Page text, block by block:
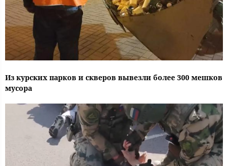
Из курских парков и скверов вывезли более 300 мешков
мусора